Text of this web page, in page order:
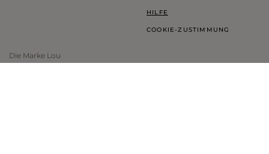
HILFE
COOKIE-ZUSTIMMUNG
Die Marke Lou